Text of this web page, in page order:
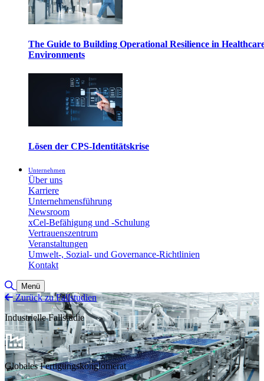
The Guide to Building Operational Resilience in
Environments
Lösen der CPS-Identitätskrise
Unternehmen
Über uns
Karriere
Unternehmensführung
Newsroom
xCel-Befähigung und -Schulung
Vertrauenszentrum
Veranstaltungen
Umwelt-, Sozial- und Governance-Richtlinien
Kontakt
Suche umschalten
Menü
Zurück zu Fallstudien
Industrielle Fallstudie
Globales Fertigungskonglomerat